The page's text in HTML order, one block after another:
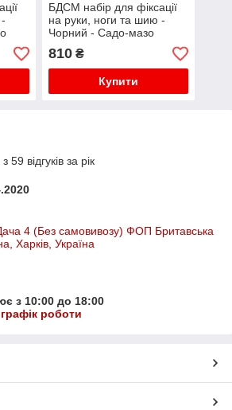
БДСМ набір для фіксації
на руки, ноги та шию -
Чорний - Садо-мазо
810₴
Купити
59 відгуків за рік
4 (Без самовивозу) ФОП Бритавська
Харків, Україна
з 10:00 до 18:00
роботи